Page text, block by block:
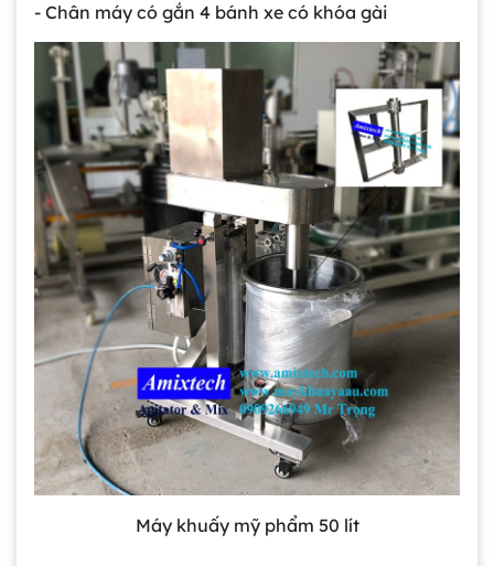
- Chân máy có gắn 4 bánh xe có khóa gài
Máy khuấy mỹ phẩm 50 lít